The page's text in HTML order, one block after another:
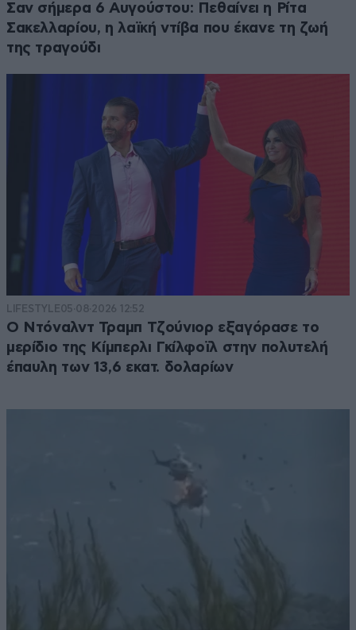
Σαν σήμερα 6 Αυγούστου: Πεθαίνει η Ρίτα
Σακελλαρίου, η λαϊκή ντίβα που έκανε τη ζωή
της τραγούδι
LIFESTYLE05·08·2026 12:52
Ο Ντόναλντ Τραμπ Τζούνιορ εξαγόρασε το
μερίδιο της Κίμπερλι Γκίλφοϊλ στην πολυτελή
έπαυλη των 13,6 εκατ. δολαρίων